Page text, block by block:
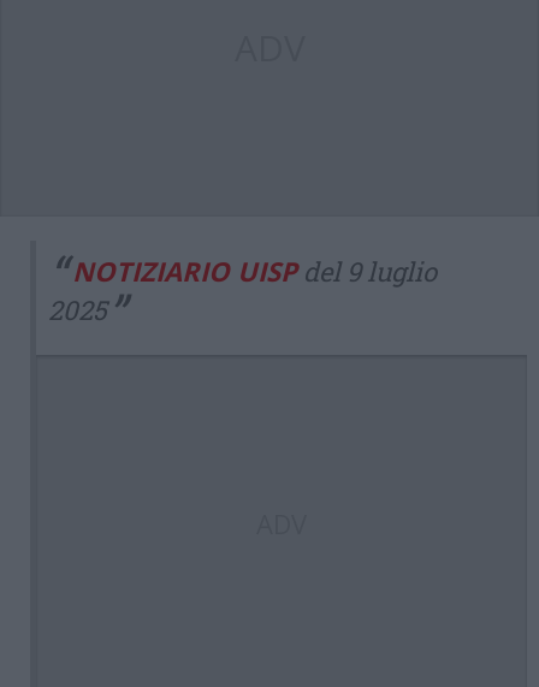
NOTIZIARIO UISPdel 9 luglio
2025